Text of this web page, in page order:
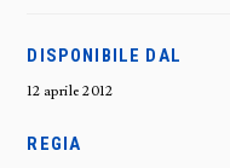
DISPONIBILE DAL
12 aprile 2012
REGIA